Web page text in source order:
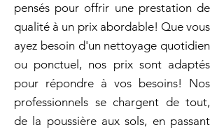
pensés pour offrir une prestation de
qualité à un prix abordable! Que vous
ayez besoin d'un nettoyage quotidien
ou ponctuel, nos prix sont adaptés
pour répondre à vos besoins! Nos
professionnels se chargent de tout,
de la poussière aux sols, en passant